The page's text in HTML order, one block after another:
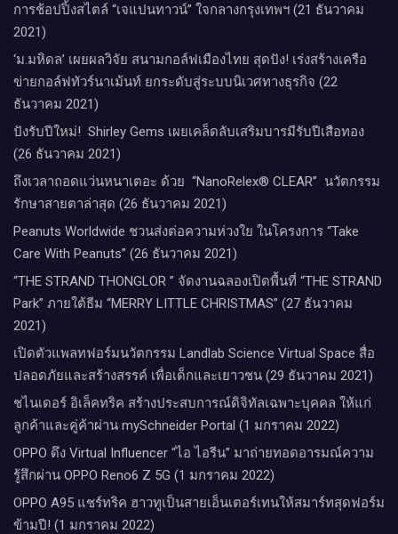
การช้อปปิ้งสไตล์ “เจแปนทาวน์” ใจกลางกรุงเทพฯ (21 ธันวาคม
2021)
‘ม.มหิดล’ เผยผลวิจัย สนามกอล์ฟเมืองไทย สุดปัง! เร่งสร้างเครือ
ข่ายกอล์ฟทัวร์นาเม้นท์ ยกระดับสู่ระบบนิเวศทางธุรกิจ (22
ธันวาคม 2021)
ปังรับปีใหม่​! ​ Shirley Gems เผยเคล็ดลับ​เสริมบารมีรับปีเสือทอง
(26 ธันวาคม 2021)
ถึงเวลาถอดแว่นหนาเตอะ ด้วย “NanoRelex® CLEAR” นวัตกรรม
รักษาสายตาล่าสุด (26 ธันวาคม 2021)
Peanuts Worldwide ชวนส่งต่อความห่วงใย​ ​ในโครงการ “Take
Care With Peanuts” (26 ธันวาคม 2021)
“THE STRAND THONGLOR ” จัดงานฉลองเปิดพื้นที่ “THE STRAND
Park” ภายใต้ธีม “MERRY LITTLE CHRISTMAS” (27 ธันวาคม
2021)
เปิดตัวแพลทฟอร์มนวัตกรรม Landlab Science Virtual Space สื่อ
ปลอดภัยและสร้างสรรค์ เพื่อเด็กและเยาวชน (29 ธันวาคม 2021)
ชไนเดอร์ อิเล็คทริค สร้างประสบการณ์ดิจิทัลเฉพาะบุคคล ให้แก่
ลูกค้าและคู่ค้าผ่าน mySchneider Portal (1 มกราคม 2022)
OPPO ดึง Virtual Influencer “ไอ ไอรีน” มาถ่ายทอดอารมณ์ความ
รู้สึกผ่าน OPPO Reno6 Z 5G (1 มกราคม 2022)
OPPO A95 แชร์ทริค ฮาวทูเป็นสายเอ็นเตอร์เทนให้สมาร์ทสุดฟอร์ม
ข้ามปี! (1 มกราคม 2022)